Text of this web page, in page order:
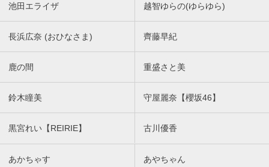
池田エライザ 越智ゆらの(ゆらゆら)
長浜広奈 (おひなさま) 齊藤早紀
鹿の間 重盛さと美
鈴木瞳美 守屋麗奈【櫻坂46】
黒宮れい【REIRIE】 古川優香
あかちゃす あやちゃん